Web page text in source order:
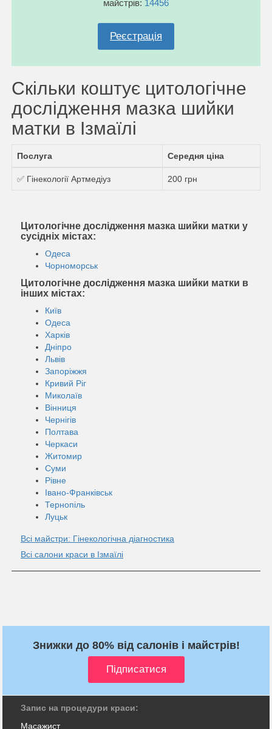
майстрів: 14456
Реєстрація
Скільки коштує цитологічне
дослідження мазка шийки
матки в Ізмаїлі
Послуга Середня ціна
✅ Гінекології Артмедіуз 200 грн
Цитологічне дослідження мазка шийки матки у
сусідніх містах:
Одеса
Чорноморськ
Цитологічне дослідження мазка шийки матки в
інших містах:
Київ
Одеса
Харків
Дніпро
Львів
Запоріжжя
Кривий Ріг
Миколаїв
Вінниця
Чернігів
Полтава
Черкаси
Житомир
Суми
Рівне
Івано-Франківськ
Тернопіль
Луцьк
Всі майстри: Гінекологічна діагностика
Всі салони краси в Ізмаїлі
Знижки до 80% від салонів і майстрів!
Запис на процедури краси:
Масажист